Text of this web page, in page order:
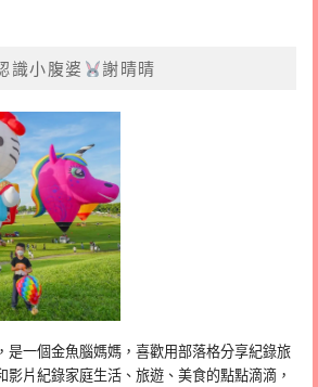
識小腹婆 謝晴晴
是一個金魚腦媽媽，喜歡用部落格分享紀錄旅
影片紀錄家庭生活、旅遊、美食的點點滴滴，